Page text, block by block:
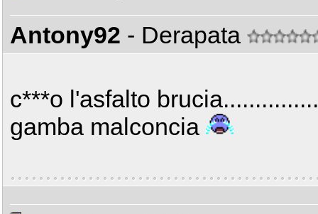
Antony92 - Derapata
c***o l'asfalto
gamba malconcia